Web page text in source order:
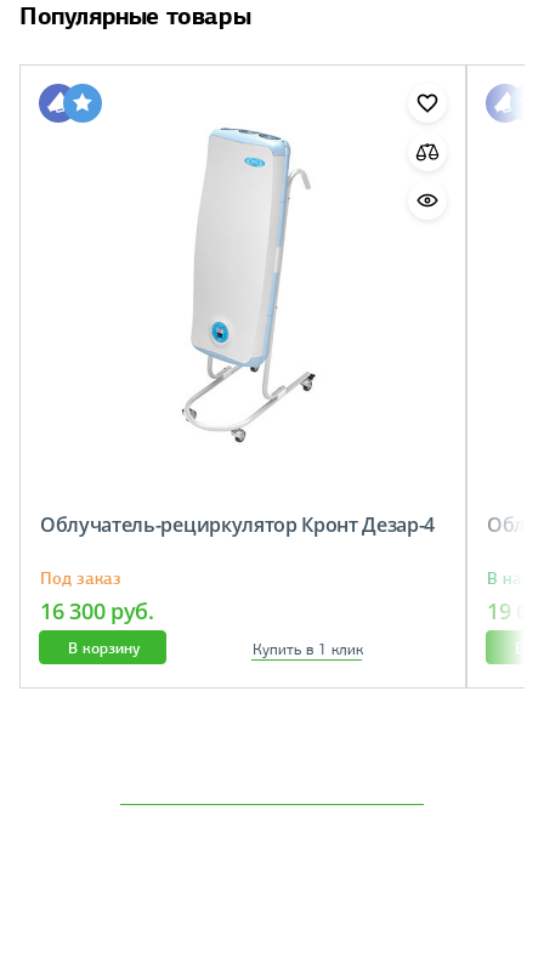
Популярные товары
Облучатель-рециркулятор Кронт Дезар-4
Под заказ
16 300 руб.
В корзину Купить в 1 клик
В
19
В